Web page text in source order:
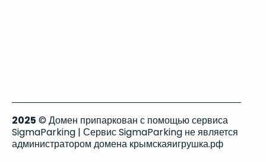
2025 © Домен припаркован с помощью сервиса
SigmaParking | Сервис SigmaParking не является
администратором домена крымскаяигрушка.рф